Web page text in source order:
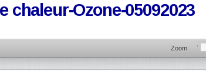
chaleur-Ozone-05092023
Zoom